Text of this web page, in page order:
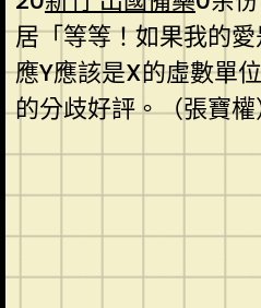
居「等等！如果我的
應Y應該是X的虛數單
的分歧好評。（張寶